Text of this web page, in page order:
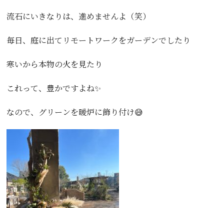
流石にいきなりは、進めませんよ（笑）
毎日、庭に出てリモートワークをガーデンでしたり
寒いから本物の火を見たり
これって、豊かですよね✨
なので、グリーンを暖炉に飾り付け😅